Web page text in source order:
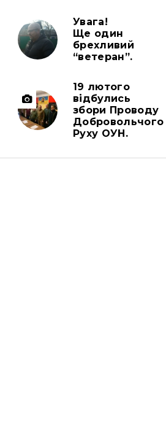
Увага!
Ще один
брехливий
“ветеран”.
19 лютого
відбулись
збори Проводу
Добровольчого
Руху ОУН.